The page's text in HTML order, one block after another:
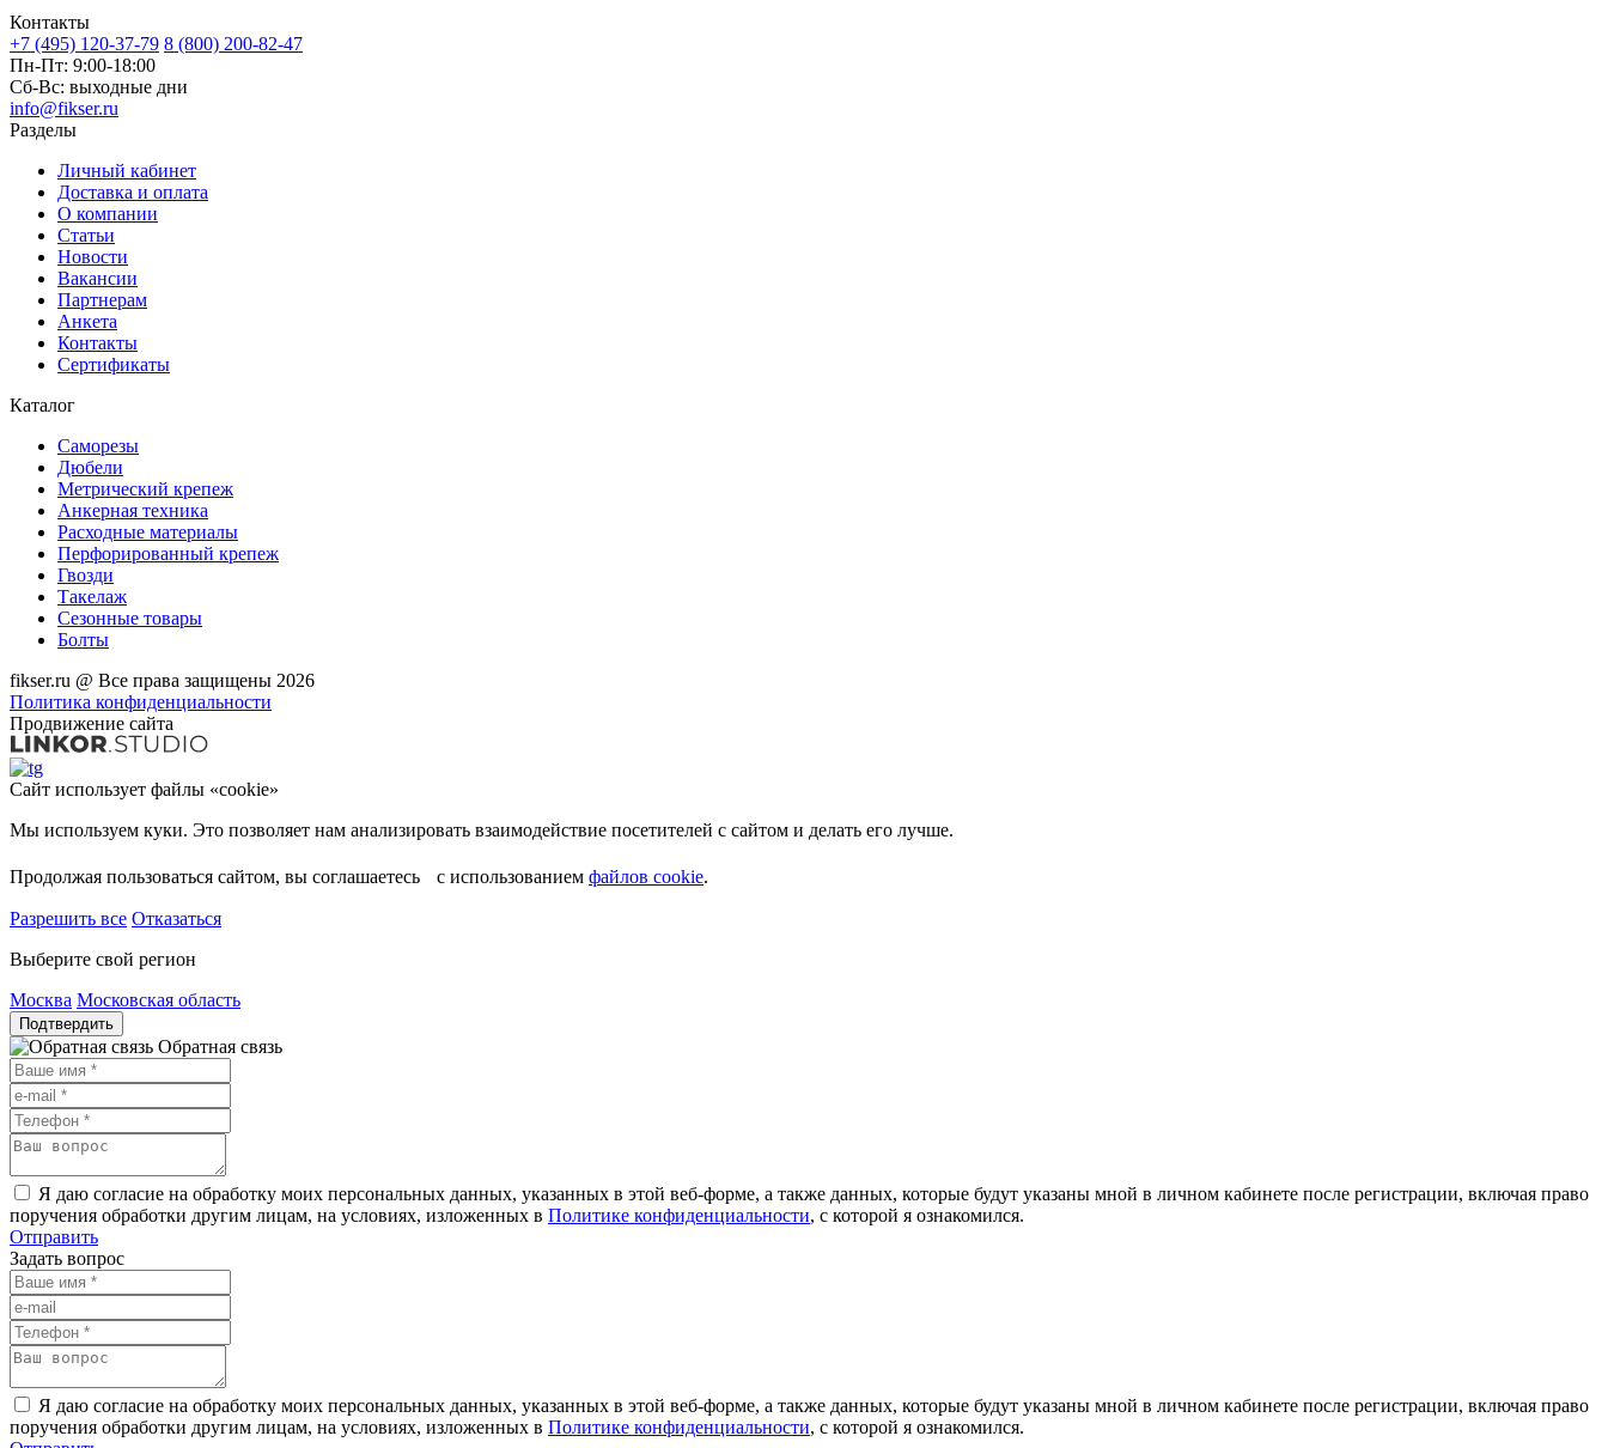
Контакты
+7 (495) 120-37-79 8 (800) 200-82-47
Пн-Пт: 9:00-18:00
Сб-Вс: выходные дни
info@fikser.ru
Разделы
Личный кабинет
Доставка и оплата
О компании
Статьи
Новости
Вакансии
Партнерам
Анкета
Контакты
Сертификаты
Каталог
Саморезы
Дюбели
Метрический крепеж
Анкерная техника
Расходные материалы
Перфорированный крепеж
Гвозди
Такелаж
Сезонные товары
Болты
fikser.ru @ Все права защищены 2026
Политика конфиденциальности
Продвижение сайта
Сайт использует файлы «cookie»
Мы используем куки. Это позволяет нам анализировать взаимодействие посетителей с сайтом и делать его лучше.
Продолжая пользоваться сайтом, вы соглашаетесь с использованием файлов cookie.
Разрешить все Отказаться
Выберите свой регион
Москва Московская область
Подтвердить
Обратная связь
Я даю согласие на обработку моих персональных данных, указанных в этой веб-форме, а также данных, которые будут указаны мной в личном кабинете после регистрации, включая право
поручения обработки другим лицам, на условиях, изложенных в Политике конфиденциальности, с которой я ознакомился.
Отправить
Задать вопрос
Я даю согласие на обработку моих персональных данных, указанных в этой веб-форме, а также данных, которые будут указаны мной в личном кабинете после регистрации, включая право
поручения обработки другим лицам, на условиях, изложенных в Политике конфиденциальности, с которой я ознакомился.